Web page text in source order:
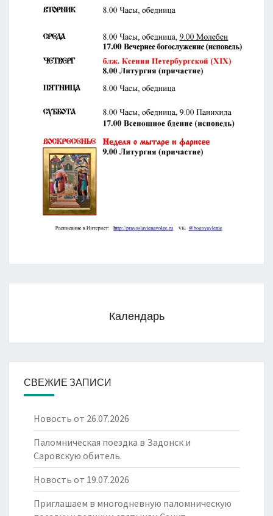
Календарь
СВЕЖИЕ ЗАПИСИ
Новость от 26.07.2026
Паломническая поездка в Задонск и
Саровскую обитель.
Новость от 19.07.2026
Приглашаем в многодневную паломническую